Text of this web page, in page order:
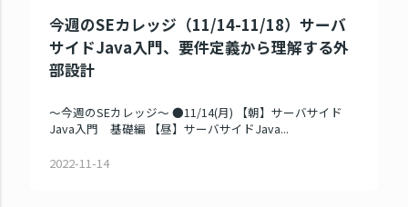
今週のSEカレッジ（11/14-11/18）サーバ
サイドJava入門、要件定義から理解する外
部設計
～今週のSEカレッジ～ ●11/14(月) 【朝】サーバサイド
Java入門 基礎編 【昼】サーバサイドJava...
2022-11-14